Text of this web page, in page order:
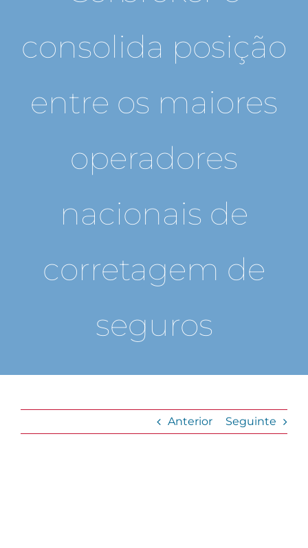
consolida posição
entre os maiores
operadores
nacionais de
corretagem de
seguros
Anterior Seguinte